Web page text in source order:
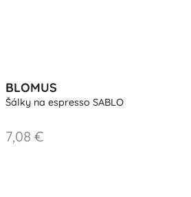
BLOMUS
Šálky na espresso SABLO
7,08 €